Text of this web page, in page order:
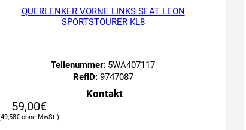
QUERLENKER VORNE LINKS SEAT LEON
SPORTSTOURER KL8
Teilenummer: 5WA407117
RefID:9747087
Kontakt
59,00€
49,58€